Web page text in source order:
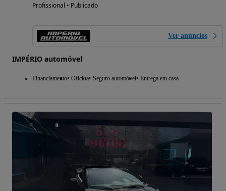
Profissional • Publicado
Ver anúncios
IMPÉRIO automóvel
Financiamento Oficina Seguro automóvel Entrega em casa